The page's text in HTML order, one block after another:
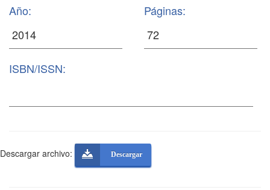
Año: Páginas:
ISBN/ISSN:
Descargar archivo: Descargar